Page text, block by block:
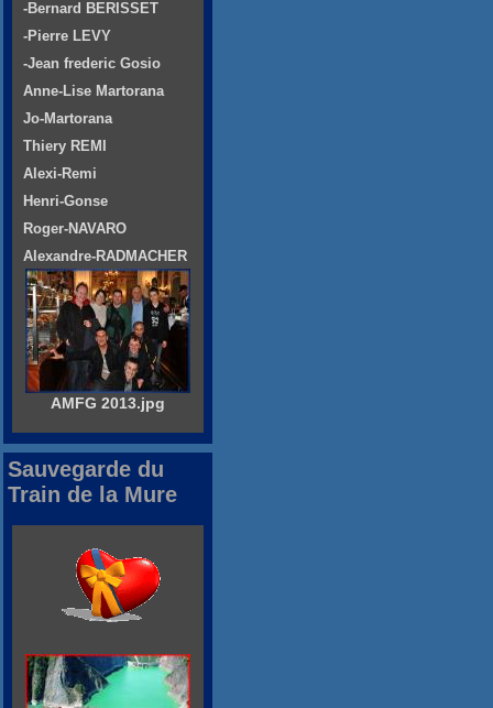
-Bernard BERISSET
-Pierre LEVY
-Jean frederic Gosio
Anne-Lise Martorana
Jo-Martorana
Thiery REMI
Alexi-Remi
Henri-Gonse
Roger-NAVARO
Alexandre-RADMACHER
AMFG 2013.jpg
Sauvegarde du
Train de la Mure